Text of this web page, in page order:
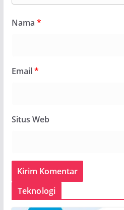
Nama *
Email*
Situs Web
Teknologi